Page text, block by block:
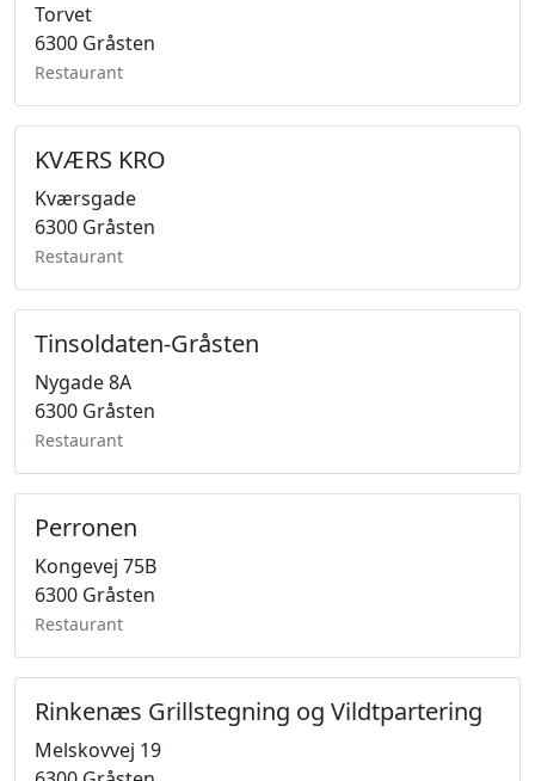
Torvet
6300 Gråsten
Restaurant
KVÆRS KRO
Kværsgade
6300 Gråsten
Restaurant
Tinsoldaten-Gråsten
Nygade 8A
6300 Gråsten
Restaurant
Perronen
Kongevej 75B
6300 Gråsten
Restaurant
Rinkenæs Grillstegning og Vildtpartering
Melskovvej 19